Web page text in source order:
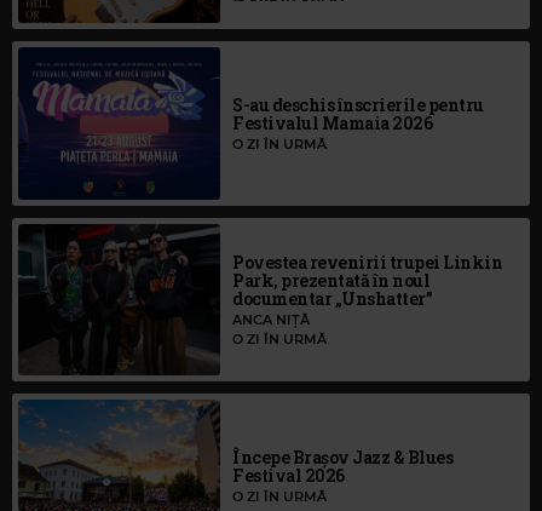
S-au deschis înscrierile pentru
Festivalul Mamaia 2026
O ZI ÎN URMĂ
Povestea revenirii trupei Linkin
Park, prezentată în noul
documentar „Unshatter”
ANCA NIȚĂ
O ZI ÎN URMĂ
Începe Brașov Jazz & Blues
Festival 2026
O ZI ÎN URMĂ